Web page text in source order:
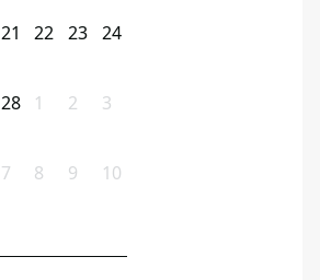
21 22 23 24
28 1 2 3
7 8 9 10